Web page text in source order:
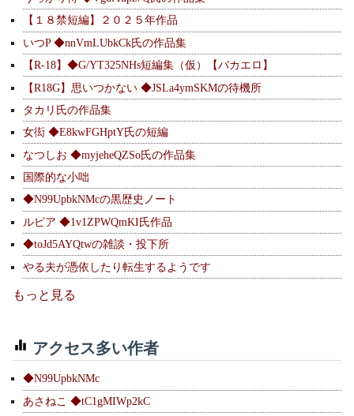
【１８禁短編】２０２５年作品
いつP ◆nnVmLUbkCk氏の作品集
【R-18】◆G/YT325NHs短編集（仮）【バカエロ】
【R18G】思いつかない ◆JSLa4ymSKMの待機所
タカリ氏の作品集
女衒 ◆E8kwFGHptY氏の短編
なつしお ◆myjeheQZSo氏の作品集
国際的な小咄
◆N99UpbkNMcの黒歴史ノート
ルピア ◆1v1ZPWQmKI氏作品
◆toJd5AYQtwの雑談・投下所
やる夫が憑依したり転生するようです
もっと見る
アクセス多い作者
◆N99UpbkNMc
あさねこ ◆tC1gMIWp2kC